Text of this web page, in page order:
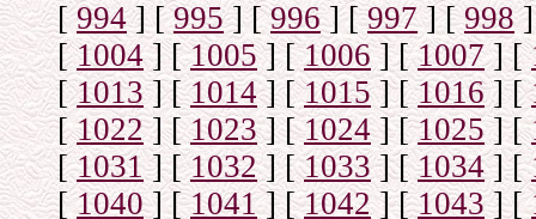
[994] [995] [996] [997] [998]
[1004] [1005] [1006] [1007] [
[1013] [1014] [1015] [1016] [
[1022] [1023] [1024] [1025] [
[1031] [1032] [1033] [1034] [
[1040] [1041] [1042] [1043] [